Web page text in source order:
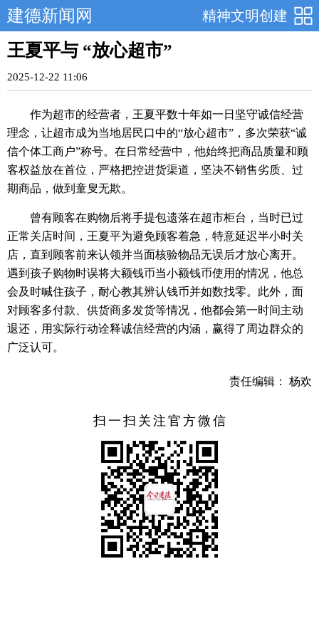
精神文明创建
建德新闻网
王夏平与 “放心超市”
2025-12-22 11:06
作为超市的经营者，王夏平数十年如一日坚守诚信经营
理念，让超市成为当地居民口中的“放心超市”，多次荣获“诚
信个体工商户”称号。在日常经营中，他始终把商品质量和顾
客权益放在首位，严格把控进货渠道，坚决不销售劣质、过
期商品，做到童叟无欺。
曾有顾客在购物后将手提包遗落在超市柜台，当时已过
正常关店时间，王夏平为避免顾客着急，特意延迟半小时关
店，直到顾客前来认领并当面核验物品无误后才放心离开。
遇到孩子购物时误将大额钱币当小额钱币使用的情况，他总
会及时喊住孩子，耐心教其辨认钱币并如数找零。此外，面
对顾客多付款、供货商多发货等情况，他都会第一时间主动
退还，用实际行动诠释诚信经营的内涵，赢得了周边群众的
广泛认可。
责任编辑： 杨欢
扫一扫关注官方微信